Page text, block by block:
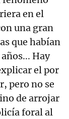
en el
una gran
que habían
Hay
el por
pero no se
de arrojar
foral al